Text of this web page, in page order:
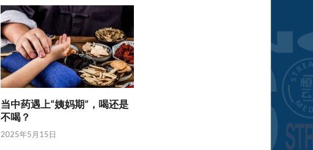
当中药遇上“姨妈期”，喝还是
不喝？
2025年5月15日